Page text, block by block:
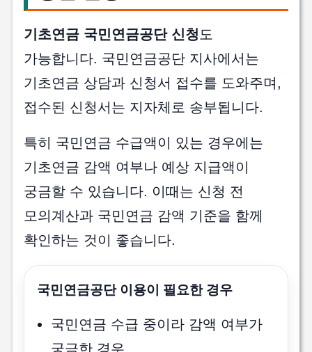
기초연금 국민연금공단 신청 도
가능합니다. 국민연금공단 지사에서는
기초연금 상담과 신청서 접수를 도와주며,
접수된 신청서는 지자체로 송부됩니다.
특히 국민연금 수급액이 있는 경우에는
기초연금 감액 여부나 예상 지급액이
궁금할 수 있습니다. 이때는 신청 전
모의계산과 국민연금 감액 기준을 함께
확인하는 것이 좋습니다.
국민연금공단 이용이 필요한 경우
국민연금 수급 중이라 감액 여부가
궁금한 경우